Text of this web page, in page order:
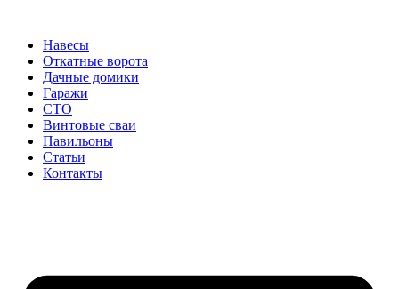
содержимому
Навесы
Откатные ворота
Дачные домики
Гаражи
СТО
Винтовые сваи
Павильоны
Статьи
Контакты